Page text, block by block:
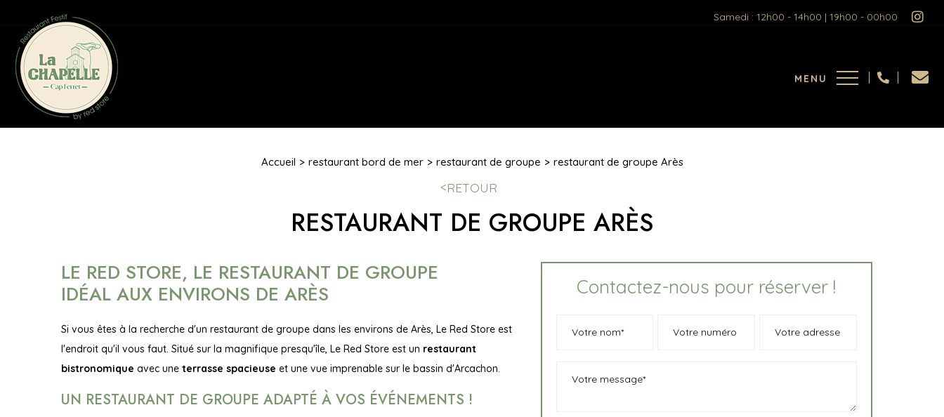
Samedi : 12h00 - 14h00 | 19h00 - 00h00
Accueil restaurant bord de mer restaurant de groupe restaurant de groupe Arès
RETOUR
RESTAURANT DE GROUPE ARÈS
LE RED STORE, LE RESTAURANT DE GROUPE
IDÉAL AUX ENVIRONS DE ARÈS
Si vous êtes à la recherche d'un restaurant de groupe dans les environs de Arès, Le Red Store est
l'endroit qu'il vous faut. Situé sur la magnifique presqu'île, Le Red Store est un restaurant
bistronomique avec une terrasse spacieuse et une vue imprenable sur le bassin d'Arcachon.
UN RESTAURANT DE GROUPE ADAPTÉ À VOS ÉVÉNEMENTS !
Contactez-nous pour réserver !